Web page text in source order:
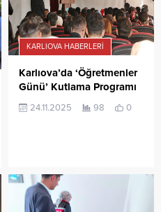
KARLIOVA HABERLERI
Karlıova’da ‘Öğretmenler
Günü’ Kutlama Programı
24.11.2025 98 0